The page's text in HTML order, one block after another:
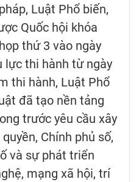
Luật Phổ biến,
Quốc hội khóa
thứ 3 vào ngày
lực thi hành từ ngày
thi hành, Luật Phổ
đã tạo nền tảng
trước yêu cầu xây
Chính phủ số,
và sự phát triển
mạng xã hội, trí